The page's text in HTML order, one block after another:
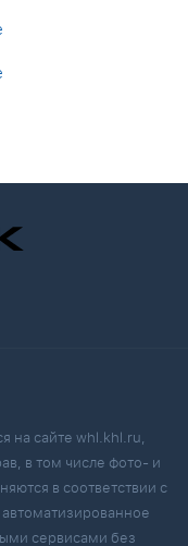
на сайте whl.khl.ru,
в том числе фото- и
в соответствии с
сервисами без